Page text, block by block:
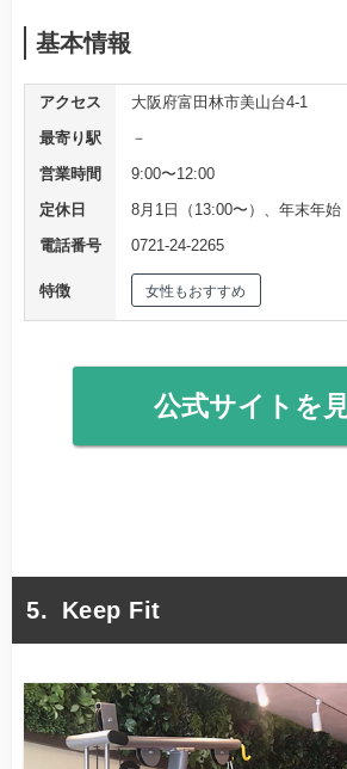
基本情報
アクセス
大阪府富田林市美山台4-1
最寄り駅
－
営業時間
9:00〜12:00
定休日
8月1日（13:00〜）、年末年始
電話番号
0721-24-2265
特徴 女性もおすすめ
公式サイトを
Keep Fit